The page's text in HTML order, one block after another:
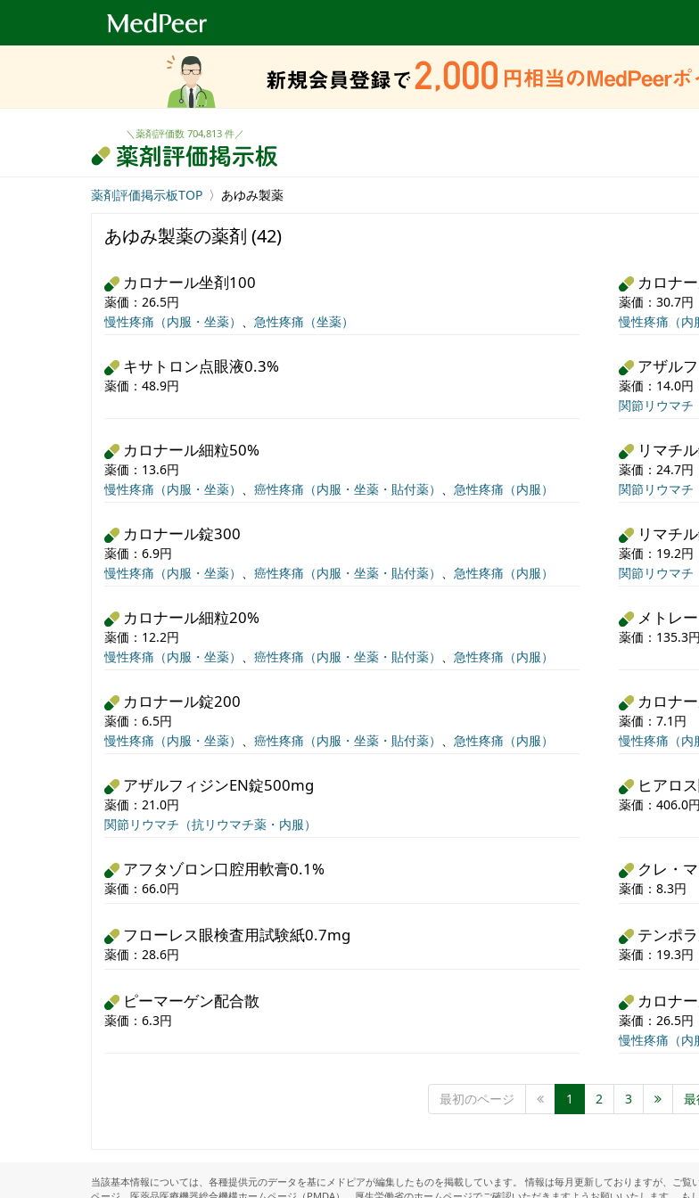
ロ
ゴ
＼薬剤評価数 704,813 件／
薬剤評価掲示板TOP あゆみ製薬
あゆみ製薬の薬剤 (42)
カロナール坐剤100
薬価：26.5円
慢性疼痛（内服・坐薬） 、 急性疼痛（坐薬）
カロナ
薬価：30.7円
慢性疼痛（内
キサトロン点眼液0.3%
薬価：48.9円
アザル
薬価：14.0円
関節リウマチ
カロナール細粒50%
薬価：13.6円
慢性疼痛（内服・坐薬） 、 癌性疼痛（内服・坐薬・貼付薬） 、 急性疼痛（内服）
リマチ
薬価：24.7円
関節リウマチ
カロナール錠300
薬価：6.9円
慢性疼痛（内服・坐薬） 、 癌性疼痛（内服・坐薬・貼付薬） 、 急性疼痛（内服）
リマチ
薬価：19.2円
関節リウマチ
カロナール細粒20%
薬価：12.2円
慢性疼痛（内服・坐薬） 、 癌性疼痛（内服・坐薬・貼付薬） 、 急性疼痛（内服）
メトレ
薬価：135.3円
カロナール錠200
薬価：6.5円
慢性疼痛（内服・坐薬） 、 癌性疼痛（内服・坐薬・貼付薬） 、 急性疼痛（内服）
カロナ
薬価：7.1円
慢性疼痛（内
アザルフィジンEN錠500mg
薬価：21.0円
関節リウマチ（抗リウマチ薬・内服）
ヒアロ
薬価：406.0円
アフタゾロン口腔用軟膏0.1%
薬価：66.0円
クレ・
薬価：8.3円
フローレス眼検査用試験紙0.7mg
薬価：28.6円
テンポ
薬価：19.3円
ピーマーゲン配合散
薬価：6.3円
カロナ
薬価：26.5円
慢性疼痛（内
最初のページ 1 2 3 最
当該基本情報については、各種提供元のデータを基にメドピアが編集したものを掲載しています。 情報は毎月更新しておりますが、ご